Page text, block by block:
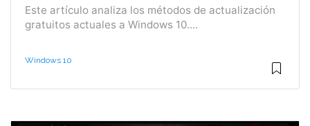
Este artículo analiza los métodos de actualización
gratuitos actuales a Windows 10....
Windows 10